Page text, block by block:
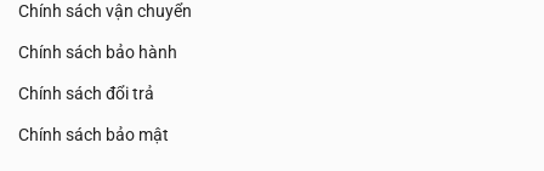
Chính sách vận chuyển
Chính sách bảo hành
Chính sách đổi trả
Chính sách bảo mật